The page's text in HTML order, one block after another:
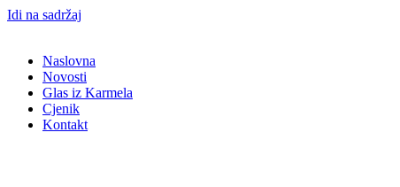
Idi na sadržaj
Naslovna
Novosti
Glas iz Karmela
Cjenik
Kontakt